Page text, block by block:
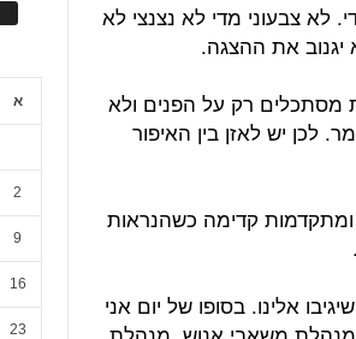
לא צבעוני מדי לא נצנצי לא
יגנוב את ההצגה.
מסתכלים רק על הפנים ולא
לכן יש לאזן בין האיפור
ומתקדמות קדימה כשהנראות
אלינו. בסופו של יום אני
א
2
9
16
23